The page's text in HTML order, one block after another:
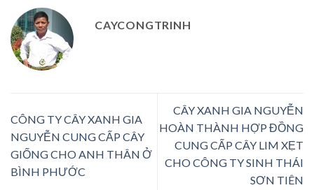
CAYCONGTRINH
CÔNG TY CÂY XANH GIA
NGUYỄN CUNG CẤP CÂY
GIỐNG CHO ANH THÂN Ở
BÌNH PHƯỚC
CÂY XANH GIA NGUYỄN
HOÀN THÀNH HỢP ĐỒNG
CUNG CẤP CÂY LIM XẸT
CHO CÔNG TY SINH THÁI
SƠN TIÊN